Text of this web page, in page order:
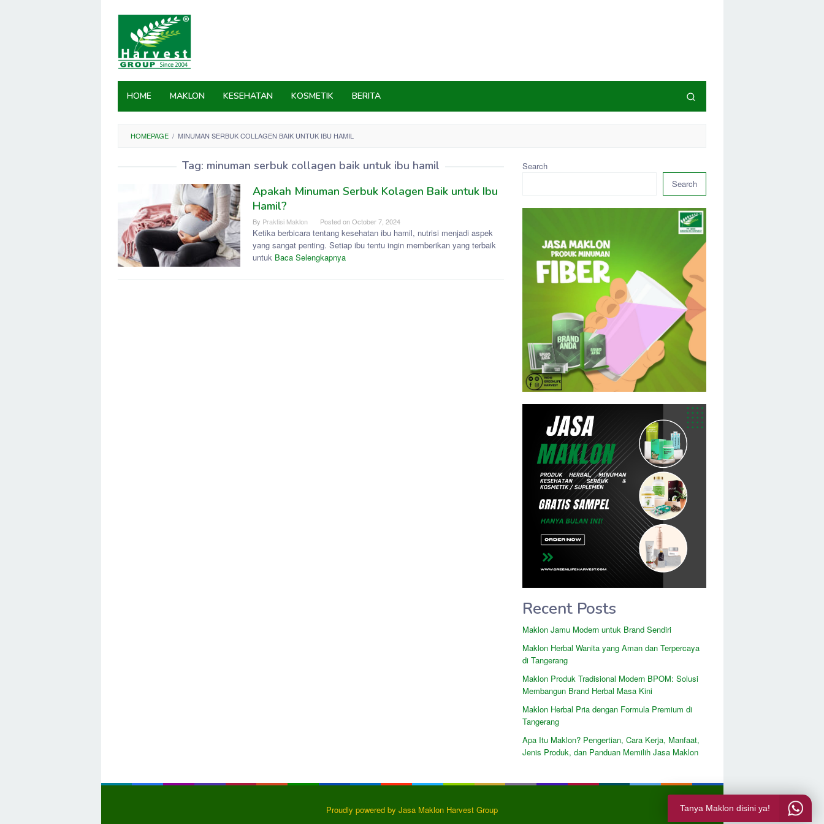
HOME MAKLON KESEHATAN KOSMETIK BERITA
HOMEPAGE / MINUMAN SERBUK COLLAGEN BAIK UNTUK IBU HAMIL
Tag: minuman serbuk collagen baik untuk ibu hamil
Apakah Minuman Serbuk Kolagen Baik untuk Ibu
Hamil?
By Praktisi Maklon Posted onOctober 7, 2024
Ketika berbicara tentang kesehatan ibu hamil, nutrisi menjadi aspek
yang sangat penting. Setiap ibu tentu ingin memberikan yang terbaik
untuk Baca Selengkapnya
Search
Search
Recent Posts
Maklon Jamu Modern untuk Brand Sendiri
Maklon Herbal Wanita yang Aman dan Terpercaya
di Tangerang
Maklon Produk Tradisional Modern BPOM: Solusi
Membangun Brand Herbal Masa Kini
Maklon Herbal Pria dengan Formula Premium di
Tangerang
Apa Itu Maklon? Pengertian, Cara Kerja, Manfaat,
Jenis Produk, dan Panduan Memilih Jasa Maklon
Proudly powered by Jasa Maklon Harvest Group Tanya Maklon disini ya!